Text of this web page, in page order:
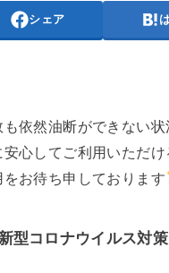
シェア
依然油断ができない
心してご利用いただ
お待ち申しております
型コロナウイルス対